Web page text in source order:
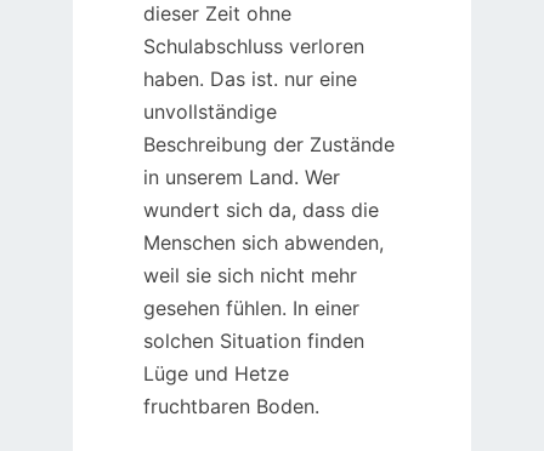
dieser Zeit ohne
Schulabschluss verloren
haben. Das ist. nur eine
unvollständige
Beschreibung der Zustände
in unserem Land. Wer
wundert sich da, dass die
Menschen sich abwenden,
weil sie sich nicht mehr
gesehen fühlen. In einer
solchen Situation finden
Lüge und Hetze
fruchtbaren Boden.